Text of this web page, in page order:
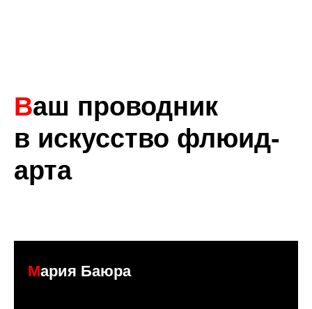
Ваш проводник
в искусство флюид-
арта
Мария Баюра